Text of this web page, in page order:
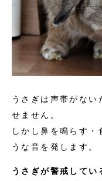
うさぎは声帯がない
せません。
しかし鼻を鳴らす・
うな音を発します。
うさぎが警戒してい